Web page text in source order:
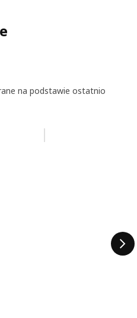
na podstawie ostatnio